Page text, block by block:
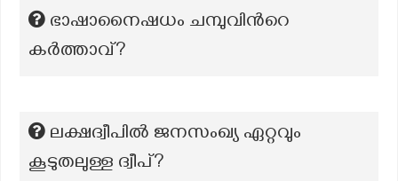
ഭാഷാനൈഷധം ചമ്പുവിന്‍റെ
കർത്താവ്?
ലക്ഷദ്വീപിൽ ജനസംഖ്യ ഏറ്റവും
കൂടുതലുള്ള ദ്വീപ്?